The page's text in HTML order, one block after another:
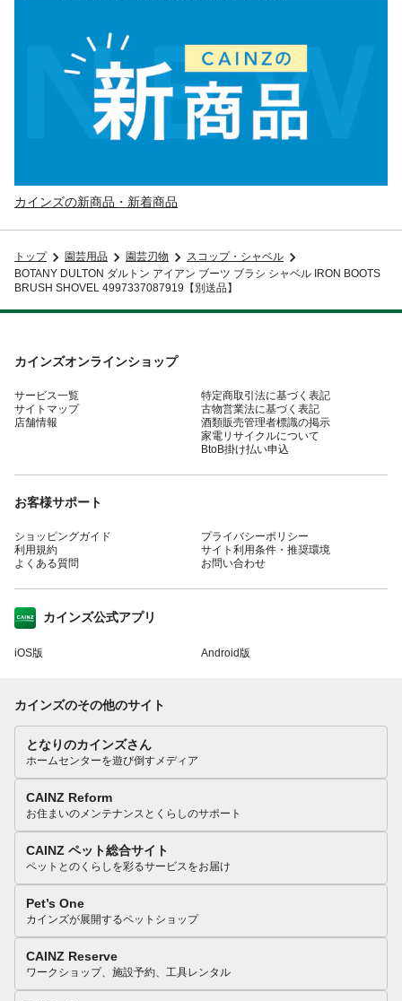
カインズの新商品・新着商品
トップ 園芸用品 園芸刃物
スコップ・シャベル
BOTANY DULTON ダルトン アイアン ブーツ ブラシ シャベル IRON BOOTS
BRUSH SHOVEL 4997337087919【別送品】
カインズオンラインショップ
サービス一覧
サイトマップ
店舗情報
特定商取引法に基づく表記
古物営業法に基づく表記
酒類販売管理者標識の掲示
家電リサイクルについて
BtoB掛け払い申込
お客様サポート
ショッピングガイド
利用規約
よくある質問
プライバシーポリシー
サイト利用条件・推奨環境
お問い合わせ
カインズ公式アプリ
iOS版 Android版
カインズのその他のサイト
となりのカインズさん
ホームセンターを遊び倒すメディア
CAINZ Reform
お住まいのメンテナンスとくらしのサポート
CAINZ ペット総合サイト
ペットとのくらしを彩るサービスをお届け
Pet’s One
カインズが展開するペットショップ
CAINZ Reserve
ワークショップ、施設予約、工具レンタル